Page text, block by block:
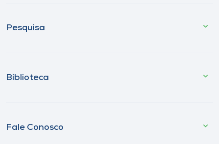
Pesquisa
Biblioteca
Fale Conosco